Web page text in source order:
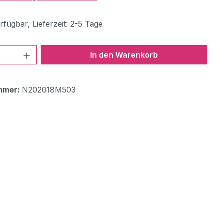
Lieferzeit: 2-5 Tage
Anzahl: Gib den gewünschten Wert
In den Warenkorb
N202018M503